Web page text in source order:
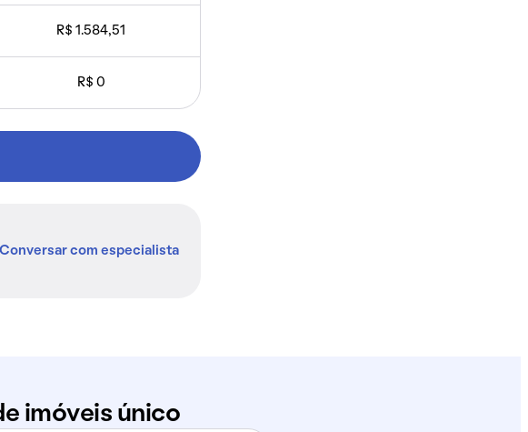
R$ 1.584,51
R$ 0
Conversar com especialista
imóveis único